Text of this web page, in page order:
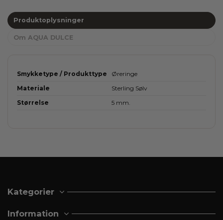
Produktoplysninger
Om AQUA DULCE
Smykketype / Produkttype
Øreringe
Materiale
Sterling Sølv
Størrelse
5 mm.
Kategorier
Information